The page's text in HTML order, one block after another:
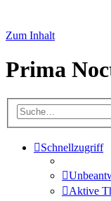
Zum Inhalt
Prima
Schnellzugriff
Aktive